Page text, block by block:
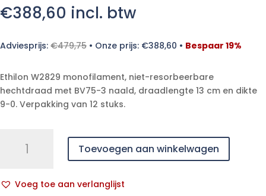
€388,60 incl. btw
Adviesprijs: €479,75 • Onze prijs: €388,60 • Bespaar 19%
Ethilon W2829 monofilament, niet-resorbeerbare
hechtdraad met BV75-3 naald, draadlengte 13 cm en dikte
9-0. Verpakking van 12 stuks.
3
Toevoegen aan winkelwagen
Voeg toe aan verlanglijst